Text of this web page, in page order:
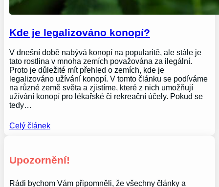
Kde je legalizováno konopí?
V dnešní době nabývá konopí na popularitě, ale stále je
tato rostlina v mnoha zemích považována za ilegální.
Proto je důležité mít přehled o zemích, kde je
legalizováno užívání konopí. V tomto článku se podíváme
na různé země světa a zjistíme, které z nich umožňují
užívání konopí pro lékařské či rekreační účely. Pokud se
tedy…
Celý článek
Upozornění!
Rádi bychom Vám připomněli, že všechny články a